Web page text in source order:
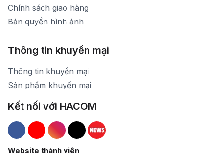
Chính sách giao hàng
Bản quyền hình ảnh
Thông tin khuyến mại
Thông tin khuyến mại
Sản phẩm khuyến mại
Kết nối với HACOM
Hacom Facebook
Hacom YouTube
Hacom Instagram
Hacom TikTok
Website thành viên